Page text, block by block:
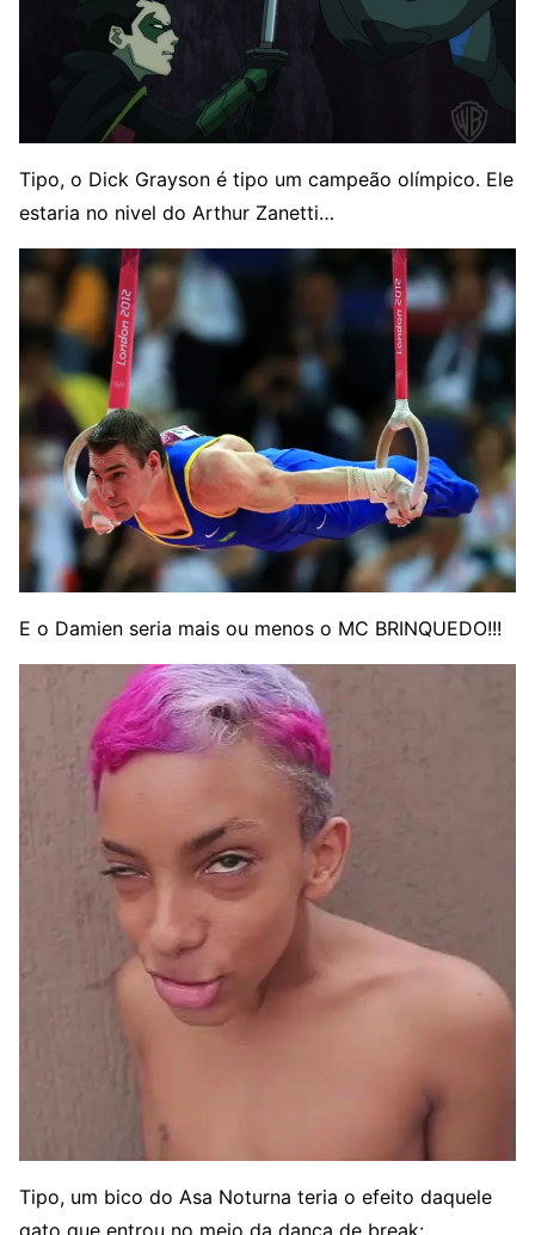
Tipo, o Dick Grayson é tipo um campeão olímpico. Ele
estaria no nivel do Arthur Zanetti…
E o Damien seria mais ou menos o MC BRINQUEDO!!!
Tipo, um bico do Asa Noturna teria o efeito daquele